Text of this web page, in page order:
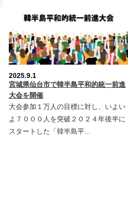
2025.9.1
宮城県仙台市で韓半島平和的統一前進
大会を開催
大会参加１万人の目標に対し、いよい
よ７０００人を突破２０２４年後半に
スタートした「韓半島平...